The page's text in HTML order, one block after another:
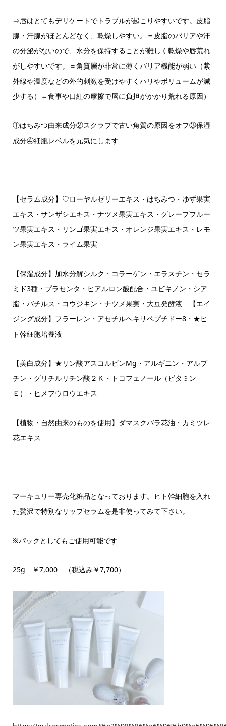
⇒唇はとてもデリケートでトラブルが起こりやすいです。皮脂
腺・汗腺がほとんどなく、乾燥しやすい。＝皮脂のバリアや汗
の分泌がないので、水分を保持することが難しく乾燥や唇荒れ
がしやすいです。＝角質層が非常に薄くバリア機能が弱い（紫
外線や温度などの外的刺激を受けやすくハリやボリュームが減
少する）＝食事や口紅の摩擦で唇に負担がかかり荒れる原因）
①はちみつ由来成分②スクラブで古い角質の原因をオフ③保湿
成分④細胞レベルを元気にします
【セラム成分】♡ローヤルゼリーエキス・はちみつ・ゆず果実
エキス・サンザシエキス・ナツメ果実エキス・グレープフルー
ツ果実エキス・リンゴ果実エキス・オレンジ果実エキス・レモ
ン果実エキス・ライム果実
【保湿成分】加水分解シルク・コラーゲン・エラスチン・セラ
ミド3種・プラセンタ・ヒアルロン酸配合・ユビキノン・シア
脂・バチルス・コウジキン・ナツメ果実・大豆発酵液 【エイ
ジング成分】フラーレン・アセチルヘキサペプチドー8・★ヒ
ト幹細胞培養液
【美白成分】★リン酸アスコルビンMg・アルギニン・アルブ
チン・グリチルリチン酸２Ｋ・トコフェノール（ビタミン
Ｅ）・ヒメフウロウエキス
【植物・自然由来のものを使用】ダマスクバラ花油・カミツレ
花エキス
マーキュリー専売化粧品となっております。ヒト幹細胞を入れ
た贅沢で特別なリップセラムを是非使ってみて下さい。
※パックとしてもご使用可能です
25g ￥7,000 （税込み￥7,700）